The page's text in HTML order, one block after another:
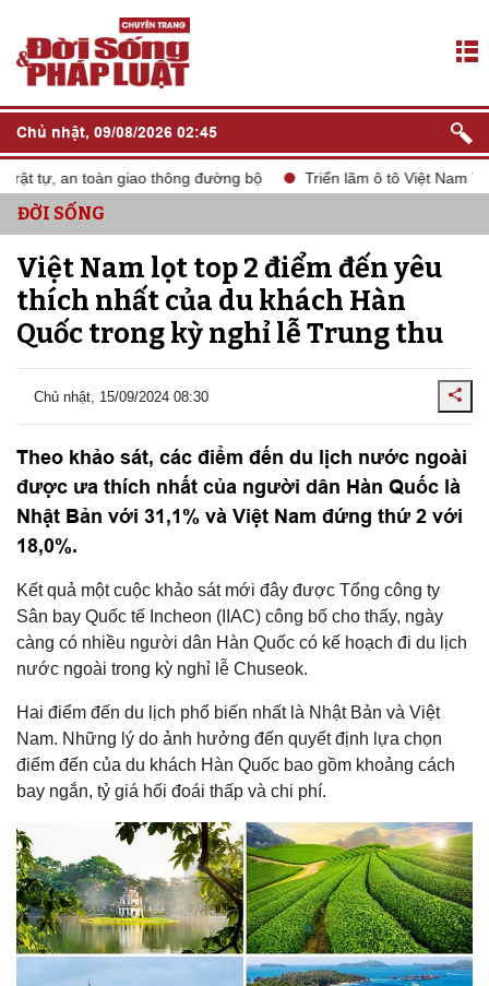
Chủ nhật, 09/08/2026 02:45
tự, an toàn giao thông đường bộ Triển lãm ô tô Việt Nam VMS
ĐỜI SỐNG
Việt Nam lọt top 2 điểm đến yêu
thích nhất của du khách Hàn
Quốc trong kỳ nghỉ lễ Trung thu
Chủ nhật, 15/09/2024 08:30
Theo khảo sát, các điểm đến du lịch nước ngoài
được ưa thích nhất của người dân Hàn Quốc là
Nhật Bản với 31,1% và Việt Nam đứng thứ 2 với
18,0%.
Kết quả một cuộc khảo sát mới đây được Tổng công ty
Sân bay Quốc tế Incheon (IIAC) công bố cho thấy, ngày
càng có nhiều người dân Hàn Quốc có kế hoạch đi du lịch
nước ngoài trong kỳ nghỉ lễ Chuseok.
Hai điểm đến du lịch phổ biến nhất là Nhật Bản và Việt
Nam. Những lý do ảnh hưởng đến quyết định lựa chọn
điểm đến của du khách Hàn Quốc bao gồm khoảng cách
bay ngắn, tỷ giá hối đoái thấp và chi phí.